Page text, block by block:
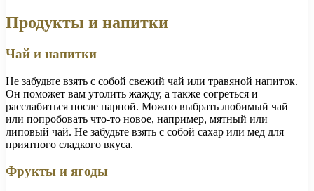
Продукты и напитки
Чай и напитки
Не забудьте взять с собой свежий чай или травяной напиток.
Он поможет вам утолить жажду, а также согреться и
расслабиться после парной. Можно выбрать любимый чай
или попробовать что-то новое, например, мятный или
липовый чай. Не забудьте взять с собой сахар или мед для
приятного сладкого вкуса.
Фрукты и ягоды